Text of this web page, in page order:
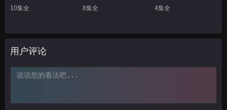
10集全 8集全 4集全
用户评论